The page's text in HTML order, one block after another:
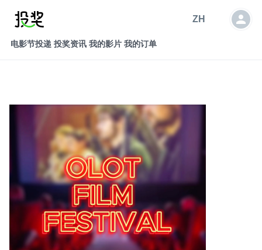
ZH
电影节投递 投奖资讯 我的影片 我的订单